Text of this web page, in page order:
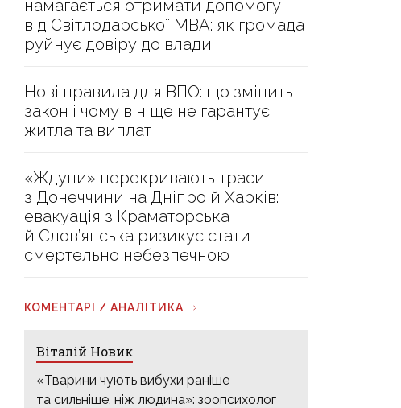
намагається отримати допомогу
від Світлодарської МВА: як громада
руйнує довіру до влади
Нові правила для ВПО: що змінить
закон і чому він ще не гарантує
житла та виплат
«Ждуни» перекривають траси
з Донеччини на Дніпро й Харків:
евакуація з Краматорська
й Слов’янська ризикує стати
смертельно небезпечною
КОМЕНТАРІ / АНАЛІТИКА
Віталій Новик
«Тварини чують вибухи раніше
та сильніше, ніж людина»: зоопсихолог